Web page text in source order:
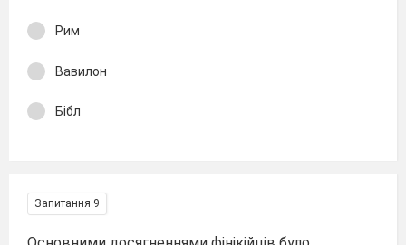
Рим
Вавилон
Бібл
Запитання 9